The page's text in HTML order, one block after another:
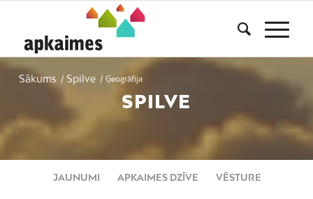
Sākums / Spilve / Ģeogrāfija
SPILVE
JAUNUMI APKAIMES DZĪVE VĒSTURE